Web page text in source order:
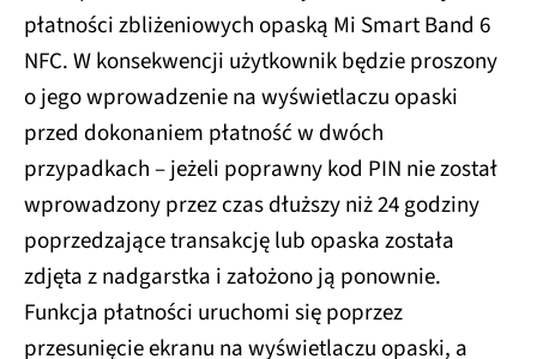
płatności zbliżeniowych opaską Mi Smart Band 6
NFC. W konsekwencji użytkownik będzie proszony
o jego wprowadzenie na wyświetlaczu opaski
przed dokonaniem płatność w dwóch
przypadkach – jeżeli poprawny kod PIN nie został
wprowadzony przez czas dłuższy niż 24 godziny
poprzedzające transakcję lub opaska została
zdjęta z nadgarstka i założono ją ponownie.
Funkcja płatności uruchomi się poprzez
przesunięcie ekranu na wyświetlaczu opaski, a